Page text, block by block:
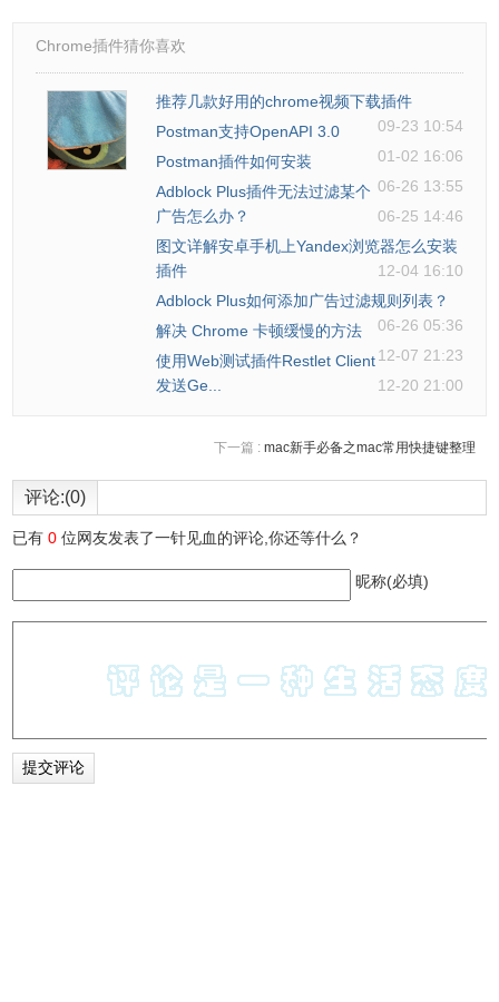
Chrome插件猜你喜欢
推荐几款好用的chrome视频下载插件
09-23 10:54
Postman支持OpenAPI 3.0
01-02 16:06
Postman插件如何安装
06-26 13:55
Adblock Plus插件无法过滤某个
广告怎么办？
06-25 14:46
图文详解安卓手机上Yandex浏览器怎么安装
插件
12-04 16:10
Adblock Plus如何添加广告过滤规则列表？
06-26 05:36
解决 Chrome 卡顿缓慢的方法
12-07 21:23
使用Web测试插件Restlet Client
发送Ge...
12-20 21:00
下一篇 : mac新手必备之mac常用快捷键整理
评论:(0)
已有0 位网友发表了一针见血的评论,你还等什么？
昵称(必填)